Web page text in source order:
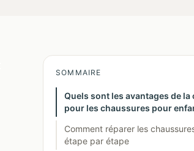
SOMMAIRE
Quels sont les avantages de
pour les chaussures pour
Comment réparer les
étape par étape